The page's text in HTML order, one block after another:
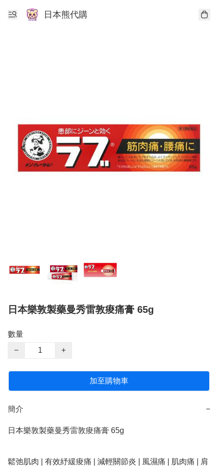
日本熊代購
日本樂敦製藥曼秀雷敦痠痛膏 65g
數量
−
+
加至購物車
簡介 −
日本樂敦製藥曼秀雷敦痠痛膏 65g
鬆弛肌肉 | 有效紓緩痠痛 | 減輕關節炎 | 風濕痛 | 肌肉痛 | 肩